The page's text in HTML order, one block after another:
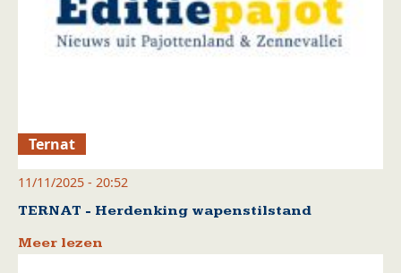
Ternat
11/11/2025 - 20:52
TERNAT - Herdenking wapenstilstand
Meer lezen